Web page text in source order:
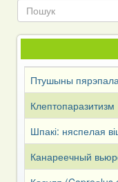
Птушыны
Клептопаразитизм
Шпакі: няспелая
Канареечный